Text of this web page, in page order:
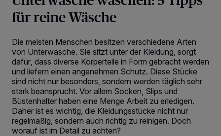
für reine Wäsche
Die meisten Menschen besitzen verschiedene Arten
von Unterwäsche. Sie sitzt unter der Kleidung, sorgt
dafür, dass diverse Körperteile in Form gebracht werden
und liefern einen angenehmen Schutz. Diese Stücke
sind nicht nur besonders, sondern werden täglich sehr
stark beansprucht. Vor allem Socken, Slips und
Büstenhalter haben eine Menge Arbeit zu erledigen.
Daher ist es wichtig, die Kleidungsstücke nicht nur
regelmäßig, sondern auch richtig zu reinigen. Doch
worauf ist im Detail zu achten?